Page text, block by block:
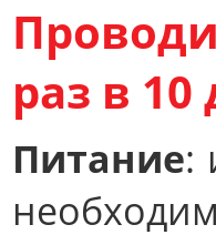
раз в 10
Питание: